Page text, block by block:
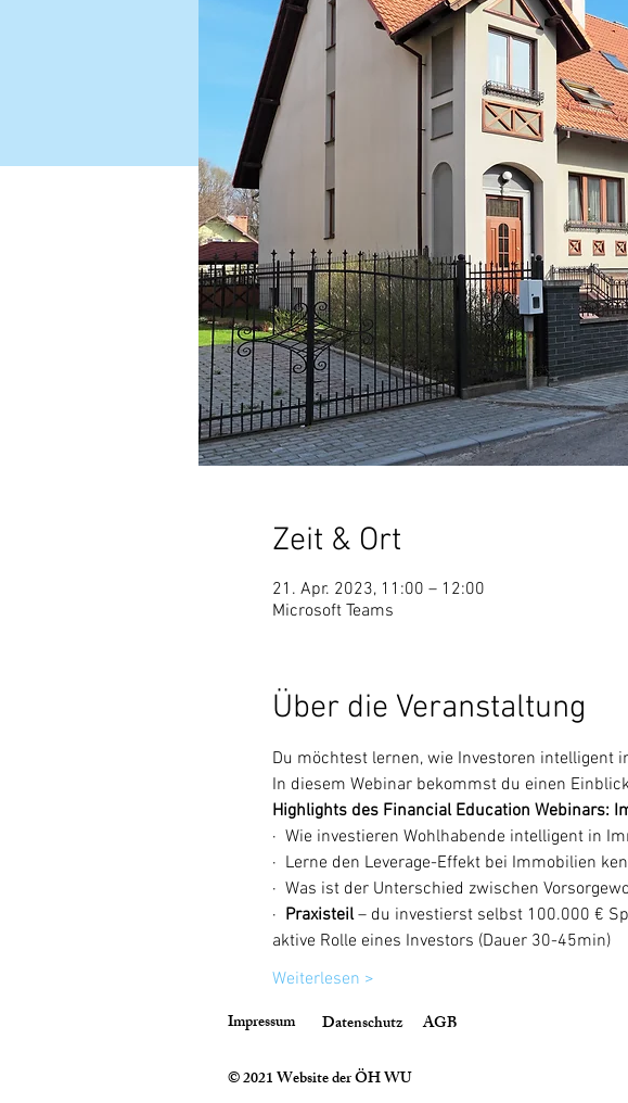
Zeit & Ort
21. Apr. 2023, 11:00 – 12:00
Microsoft Teams
Über die Veranstaltung
Du möchtest lernen, wie Investoren intelligent
In diesem Webinar bekommst du einen
Highlights des Financial Education Webinars:
·  Wie investieren Wohlhabende intelligent in
·  Lerne den Leverage-Effekt bei Immobilien
·  Was ist der Unterschied zwischen
· Praxisteil – du investierst selbst 100.000 €
aktive Rolle eines Investors (Dauer 30-45min)
Weiterlesen >
Impressum Datenschutz AGB
© 2021 Website der ÖH WU